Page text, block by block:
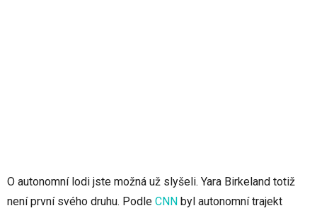
O autonomní lodi jste možná už slyšeli. Yara Birkeland totiž
není první svého druhu. Podle CNN byl autonomní trajekt